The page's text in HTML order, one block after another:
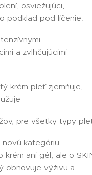
osviežujúci,
podklad pod líčenie.
a zvlhčujúcimi
krém pleť zjemňuje,
pre všetky typy
kategóriu
ani gél, ale o
obnovuje výživu a